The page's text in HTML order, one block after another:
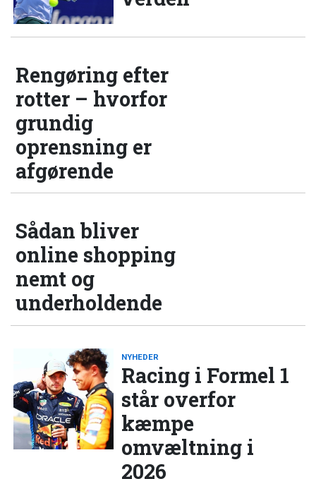
Rengøring efter
rotter – hvorfor
grundig
oprensning er
afgørende
Sådan bliver
online shopping
nemt og
underholdende
NYHEDER
Racing i Formel 1
står overfor
kæmpe
omvæltning i
2026